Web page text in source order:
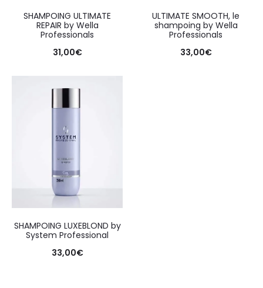
SHAMPOING ULTIMATE
REPAIR by Wella
Professionals
31,00€
ULTIMATE SMOOTH, le
shampoing by Wella
Professionals
33,00€
SHAMPOING LUXEBLOND by
System Professional
33,00€